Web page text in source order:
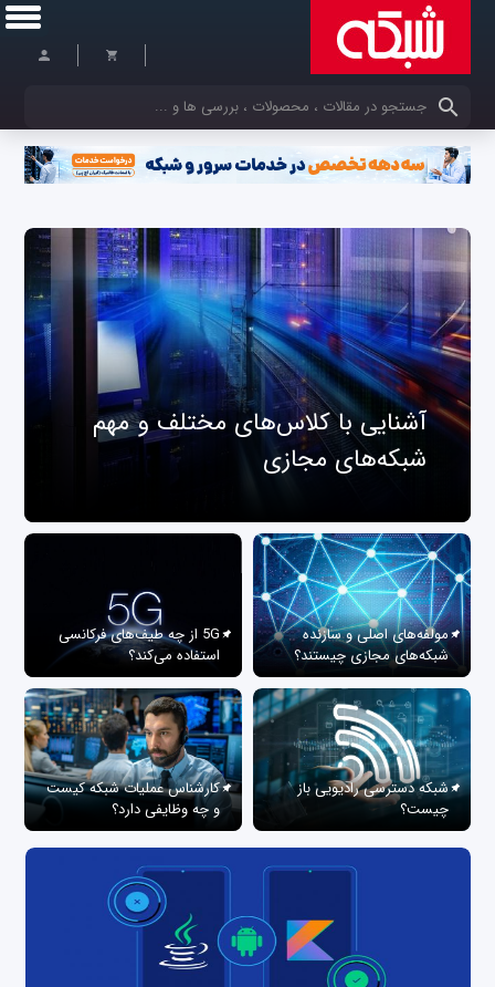
کلمات کلیدی خود را وارد کنید
آشنایی با کلاس‌های مختلف و مهم
شبکه‌های مجازی
مولفه‌های اصلی و سازنده
شبکه‌های مجازی چیستند؟
5G از چه طیف‌های فرکانسی
استفاده می‌کند؟
شبکه دسترسی رادیویی باز
چیست؟
کارشناس عملیات شبکه کیست
و چه وظایفی دارد؟